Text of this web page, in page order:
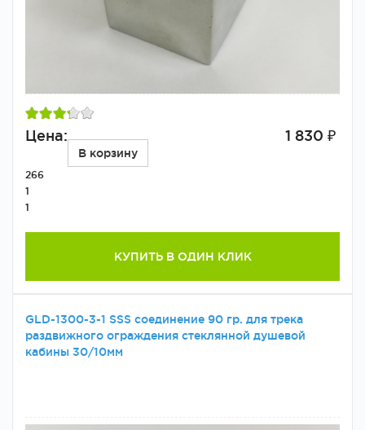
Цена: 1 830 ₽
В корзину
266
1
1
КУПИТЬ В ОДИН КЛИК
GLD-1300-3-1 SSS соединение 90 гр. для трека
раздвижного ограждения стеклянной душевой
кабины 30/10мм